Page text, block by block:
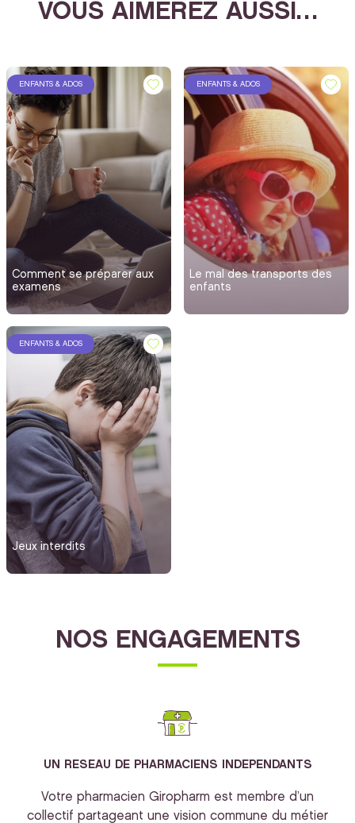
VOUS AIMEREZ AUSSI…
ENFANTS & ADOS
Comment se préparer aux
examens
ENFANTS & ADOS
Le mal des transports des
enfants
ENFANTS & ADOS
Jeux interdits
NOS ENGAGEMENTS
UN RESEAU DE PHARMACIENS INDEPENDANTS
Votre pharmacien Giropharm est membre d’un
collectif partageant une vision commune du métier